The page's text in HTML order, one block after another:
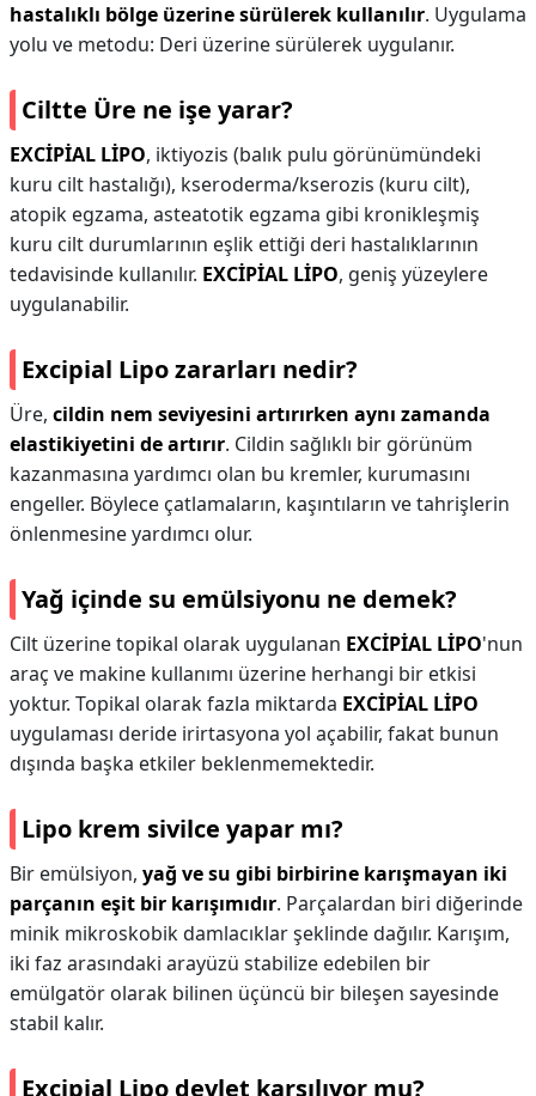
hastalıklı bölge üzerine sürülerek kullanılır. Uygulama
yolu ve metodu: Deri üzerine sürülerek uygulanır.
Ciltte Üre ne işe yarar?
EXCİPİAL LİPO, iktiyozis (balık pulu görünümündeki
kuru cilt hastalığı), kseroderma/kserozis (kuru cilt),
atopik egzama, asteatotik egzama gibi kronikleşmiş
kuru cilt durumlarının eşlik ettiği deri hastalıklarının
tedavisinde kullanılır. EXCİPİAL LİPO, geniş yüzeylere
uygulanabilir.
Excipial Lipo zararları nedir?
Üre, cildin nem seviyesini artırırken aynı zamanda
elastikiyetini de artırır. Cildin sağlıklı bir görünüm
kazanmasına yardımcı olan bu kremler, kurumasını
engeller. Böylece çatlamaların, kaşıntıların ve tahrişlerin
önlenmesine yardımcı olur.
Yağ içinde su emülsiyonu ne demek?
Cilt üzerine topikal olarak uygulanan EXCİPİAL LİPO'nun
araç ve makine kullanımı üzerine herhangi bir etkisi
yoktur. Topikal olarak fazla miktarda EXCİPİAL LİPO
uygulaması deride irirtasyona yol açabilir, fakat bunun
dışında başka etkiler beklenmemektedir.
Lipo krem sivilce yapar mı?
Bir emülsiyon, yağ ve su gibi birbirine karışmayan iki
parçanın eşit bir karışımıdır. Parçalardan biri diğerinde
minik mikroskobik damlacıklar şeklinde dağılır. Karışım,
iki faz arasındaki arayüzü stabilize edebilen bir
emülgatör olarak bilinen üçüncü bir bileşen sayesinde
stabil kalır.
Excipial Lipo devlet karşılıyor mu?